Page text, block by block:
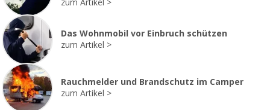
zum Artikel
Das Wohnmobil vor Einbruch schützen
zum Artikel
Rauchmelder und Brandschutz im Camper
zum Artikel